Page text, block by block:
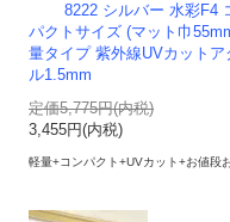
8222 シルバー 水彩F4
パクトサイズ (マット巾
量タイプ 紫外線UVカットア
ル1.5mm
定価5,775円(内税)
3,455円(内税)
軽量+コンパクト+UVカット+お値段